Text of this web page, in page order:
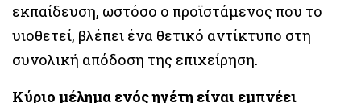
εκπαίδευση, ωστόσο ο προϊστάμενος που το
υιοθετεί, βλέπει ένα θετικό αντίκτυπο στη
συνολική απόδοση της επιχείρηση.
Κύριο μέλημα ενός ηγέτη είναι εμπνέει